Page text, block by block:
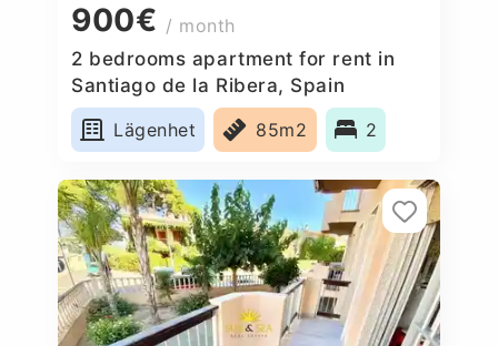
900€ / month
2 bedrooms apartment for rent in
Santiago de la Ribera, Spain
Lägenhet
85m2 2